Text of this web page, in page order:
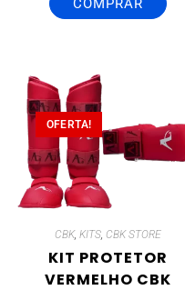
COMPRAR
OFERTA!
CBK, KITS, CBK STORE
KIT PROTETOR
VERMELHO CBK